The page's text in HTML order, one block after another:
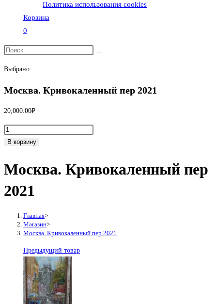
Политика использования cookies
Корзина
0
поиск
по
сайту
Выбрано:
Москва. Кривокаленный пер 2021
20,000.00₽
Количество
товара
Кривокаленный
2021
В корзину
Москва. Кривокаленный пер
2021
Главная>
Магазин>
Москва. Кривокаленный пер 2021
Предыдущий товар